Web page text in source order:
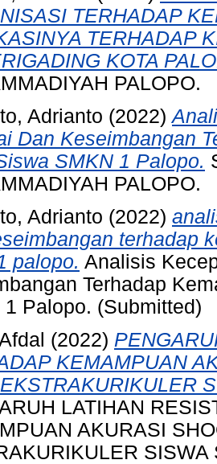
TERHADAP
TERHADAP
KOTA
PALOPO.
Adrianto (2022)
Dan Keseimbangan
SMKN 1 Palopo.
PALOPO.
Adrianto (2022)
terhadap
palopo. Analisis
Terhadap
1 Palopo. (Submitted)
(2022)
KEMAMPUAN
LATIHAN
AKURASI